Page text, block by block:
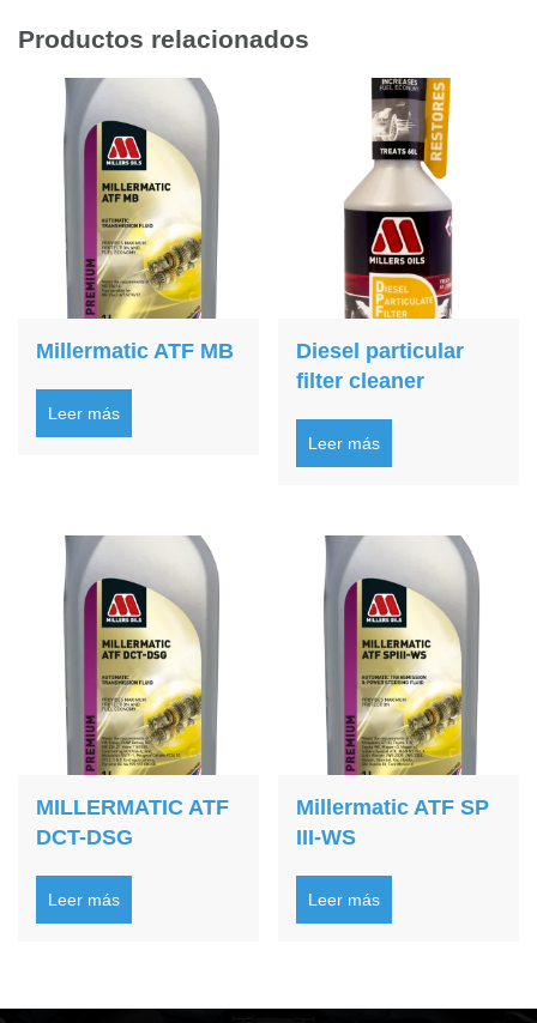
Productos relacionados
Millermatic ATF MB
Leer más
Diesel particular
filter cleaner
Leer más
MILLERMATIC ATF
DCT-DSG
Leer más
Millermatic ATF SP
III-WS
Leer más